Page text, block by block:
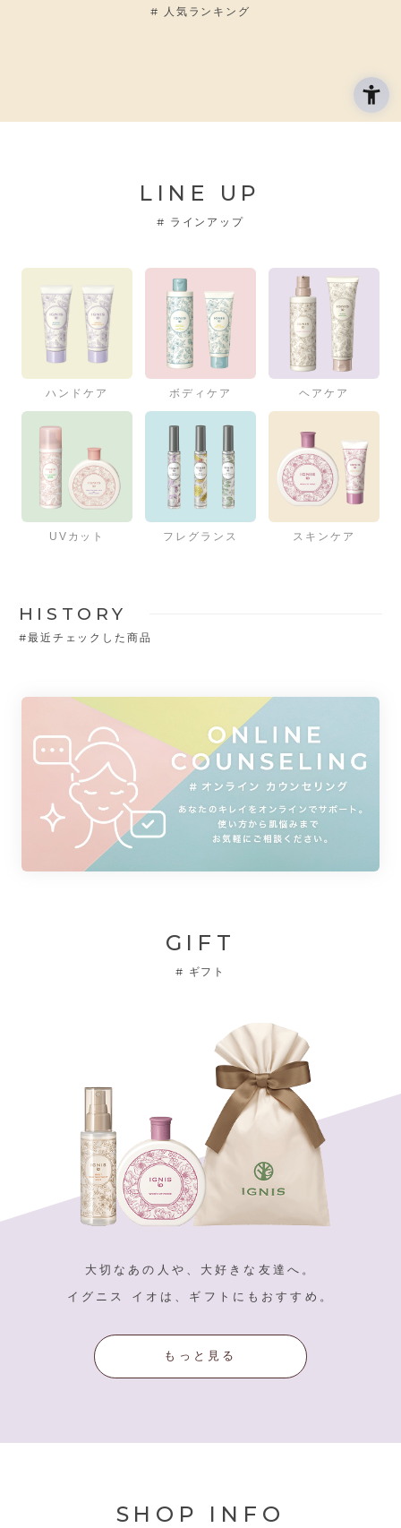
# 人気ランキング
LINE UP
# ラインアップ
ハンドケア ボディケア ヘアケア
UVカット フレグランス スキンケア
HISTORY
#最近チェックした商品
GIFT
# ギフト
大切なあの人や、大好きな友達へ。
イグニス イオは、ギフトにもおすすめ。
もっと見る
SHOP INFO